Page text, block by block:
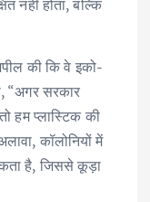
नहीं होता, बल्कि
की कि वे इको-
“अगर सरकार
हम प्लास्टिक की
कॉलोनियों में
है, जिससे कूड़ा